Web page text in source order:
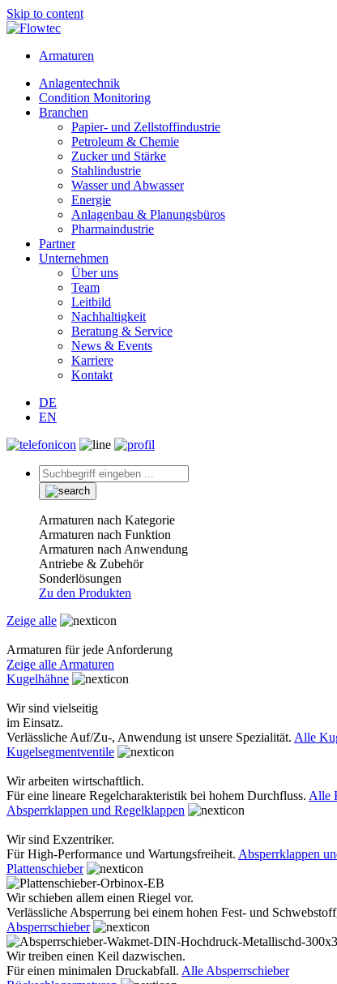
Skip to content
Armaturen
Anlagentechnik
Condition Monitoring
Branchen
Papier- und Zellstoffindustrie
Petroleum & Chemie
Zucker und Stärke
Stahlindustrie
Wasser und Abwasser
Energie
Anlagenbau & Planungsbüros
Pharmaindustrie
Partner
Unternehmen
Über uns
Team
Leitbild
Nachhaltigkeit
Beratung & Service
News & Events
Karriere
Kontakt
DE
EN
Armaturen nach Kategorie
Armaturen nach Funktion
Armaturen nach Anwendung
Antriebe & Zubehör
Sonderlösungen
Zu den Produkten
Zeige alle
Armaturen für jede Anforderung
Zeige alle Armaturen
Kugelhähne
Wir sind vielseitig
im Einsatz.
Verlässliche Auf/Zu-, Anwendung ist unsere Spezialität. Alle
Kugelsegmentventile
Wir arbeiten wirtschaftlich.
Für eine lineare Regelcharakteristik bei hohem Durchfluss. Alle
Absperrklappen und Regelklappen
Wir sind Exzentriker.
Für High-Performance und Wartungsfreiheit. Absperrklappen
Plattenschieber
Wir schieben allem einen Riegel vor.
Verlässliche Absperrung bei einem hohen Fest- und
Absperrschieber
Wir treiben einen Keil dazwischen.
Für einen minimalen Druckabfall. Alle Absperrschieber